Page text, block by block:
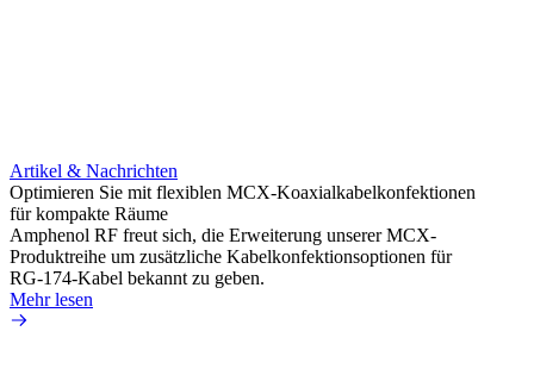
Artikel & Nachrichten
Optimieren Sie mit flexiblen MCX-Koaxialkabelkonfektionen
für kompakte Räume
Amphenol RF freut sich, die Erweiterung unserer MCX-
Produktreihe um zusätzliche Kabelkonfektionsoptionen für
RG-174-Kabel bekannt zu geben.
Mehr lesen